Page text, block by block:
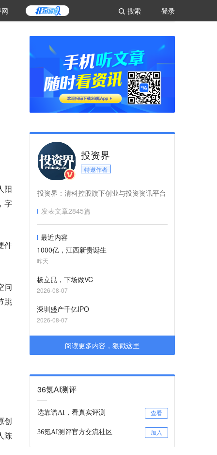
登录
搜索
阳
字
件
问
跳
创
陈
投资界
特邀作者
投资界：清科控股旗下创业与投资资讯平台
发表文章2845篇
最近内容
1000亿，江西新贵诞生
昨天
杨立昆，下场做VC
2026-08-07
深圳盛产千亿IPO
2026-08-07
阅读更多内容，狠戳这里
36氪AI测评
选靠谱AI，看真实评测 查看
36氪AI测评官方交流社区 加入